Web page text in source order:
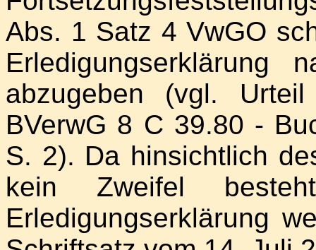
Abs. 1 Satz 4 VwGO
abzugeben (vgl.
BVerwG 8 C 39.80 -
S. 2). Da hinsichtlich
kein Zweifel
Erledigungserklärung